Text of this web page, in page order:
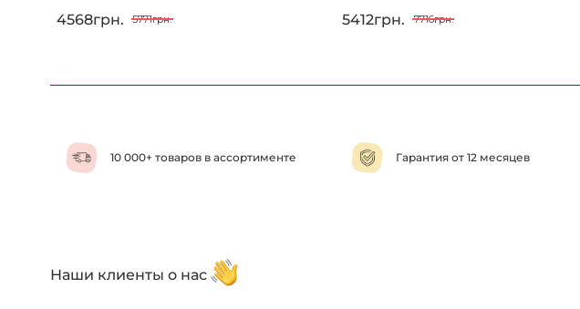
4568грн. 5771грн. 5412грн. 7716грн.
10 000+ товаров в ассортименте Гарантия от 12 месяцев
Наши клиенты о нас